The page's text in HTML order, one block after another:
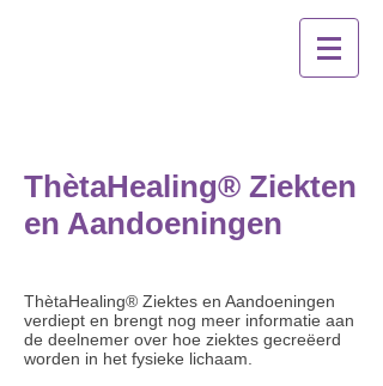
ThètaHealing® Ziekten
en Aandoeningen
ThètaHealing® Ziektes en Aandoeningen
verdiept en brengt nog meer informatie aan
de deelnemer over hoe ziektes gecreëerd
worden in het fysieke lichaam.